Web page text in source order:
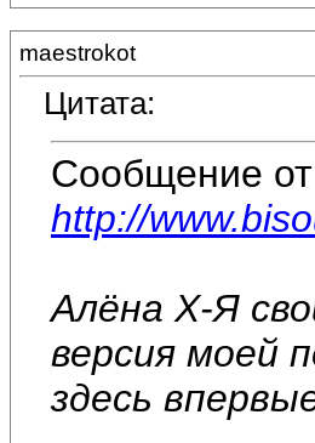
maestrokot
Цитата:
Сообщение от
http://
Алёна Х-Я
версия моей
здесь